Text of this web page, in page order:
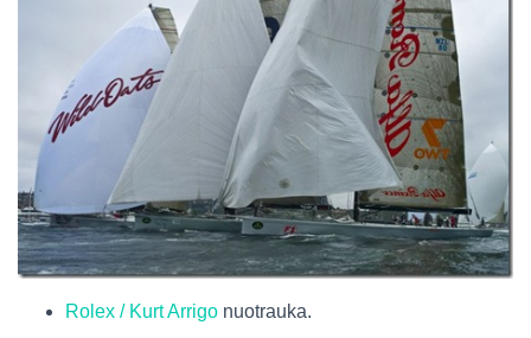
Rolex / Kurt Arrigo nuotrauka.